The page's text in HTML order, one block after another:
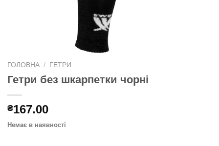
ГОЛОВНА / ГЕТРИ
Гетри без шкарпетки чорні
₴167.00
Немає в наявності